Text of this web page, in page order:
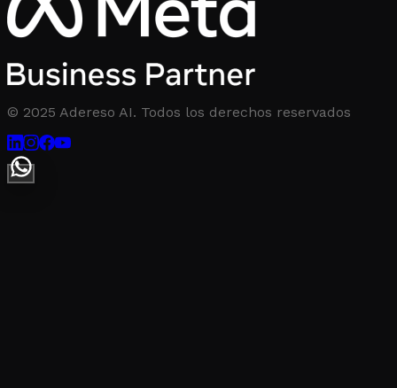
© 2025 Adereso AI. Todos los derechos reservados